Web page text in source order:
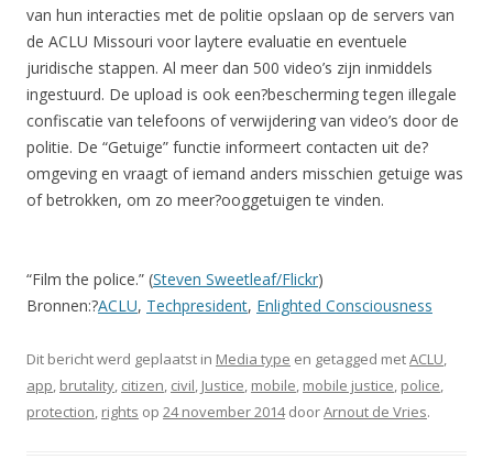
van hun interacties met de politie opslaan op de servers van
de ACLU Missouri voor laytere evaluatie en eventuele
juridische stappen. Al meer dan 500 video’s zijn inmiddels
ingestuurd. De upload is ook een?bescherming tegen illegale
confiscatie van telefoons of verwijdering van video’s door de
politie. De “Getuige” functie informeert contacten uit de?
omgeving en vraagt of iemand anders misschien getuige was
of betrokken, om zo meer?ooggetuigen te vinden.
“Film the police.” (Steven Sweetleaf/Flickr)
Bronnen:?ACLU, Techpresident, Enlighted Consciousness
Dit bericht werd geplaatst in Media type en getagged metACLU,
app, brutality, citizen, civil, Justice, mobile, mobile justice, police,
protection, rights op 24 november 2014doorArnout de Vries.